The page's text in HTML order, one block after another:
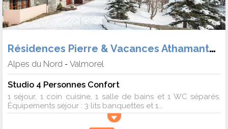
Résidences Pierre & Vacances Athamante et Valériane
Alpes du Nord - Valmorel
Studio 4 Personnes Confort
1 séjour, 1 coin cuisine, 1 salle de bains et 1 WC séparés.
Équipements séjour : 3 lits banquettes et 1...